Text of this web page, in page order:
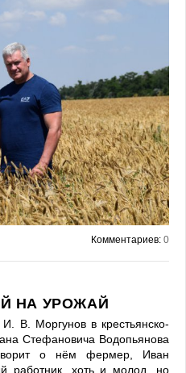
Комментариев: 0
НА УРОЖАЙ
В. Моргунов в крестьянско-
Стефановича Водопьянова
о нём фермер, Иван
работник, хоть и молод, но